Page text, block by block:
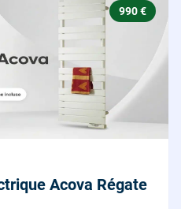
990 €
Acova Régate